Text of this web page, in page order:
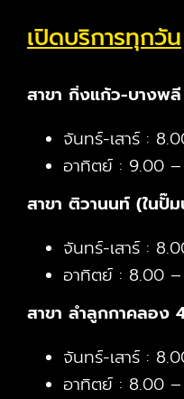
เปิดบริการทุกวัน
สาขา กิ่งแก้ว-บางพลี
จันทร์-เสาร์ :
อาทิตย์ : 9.00 –
สาขา ติวานนท์ (ในปั๊
จันทร์-เสาร์ :
อาทิตย์ : 8.00
สาขา ลำลูกกาคลอง
จันทร์-เสาร์ :
อาทิตย์ : 8.00